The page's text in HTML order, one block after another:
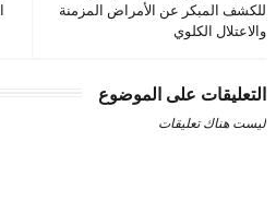
للكشف المبكر عن الأمراض المزمنة
والاعتلال الكلوي
التعليقات على الموضوع
ليست هناك تعليقات